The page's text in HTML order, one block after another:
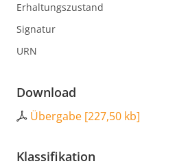
Erhaltungszustand
Signatur
URN
Download
Übergabe [227,50 kb]
Klassifikation